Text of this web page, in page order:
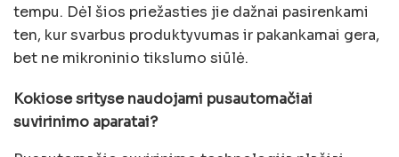
tempu. Dėl šios priežasties jie dažnai pasirenkami
ten, kur svarbus produktyvumas ir pakankamai gera,
bet ne mikroninio tikslumo siūlė.
Kokiose srityse naudojami pusautomačiai
suvirinimo aparatai?